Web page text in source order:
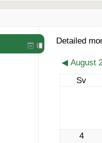
Detailed
◀ August
Sv
4